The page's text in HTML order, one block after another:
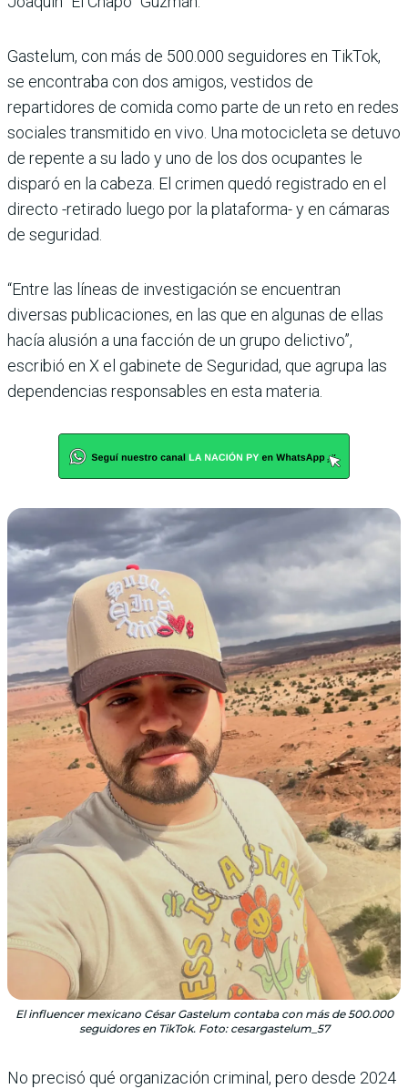
Gastelum, con más de 500.000 seguidores en TikTok,
se encontraba con dos amigos, vestidos de
repartidores de comida como parte de un reto en redes
sociales transmitido en vivo. Una motocicleta se detuvo
de repente a su lado y uno de los dos ocupantes le
disparó en la cabeza. El crimen quedó registrado en el
directo -retirado luego por la plataforma- y en cámaras
de seguridad.
“Entre las líneas de investigación se encuentran
diversas publicaciones, en las que en algunas de ellas
hacía alusión a una facción de un grupo delictivo”,
escribió en X el gabinete de Seguridad, que agrupa las
dependencias responsables en esta materia.
El influencer mexicano César Gastelum contaba con más de 500.000
seguidores en TikTok. Foto: cesargastelum_57
No precisó qué organización criminal, pero desde 2024